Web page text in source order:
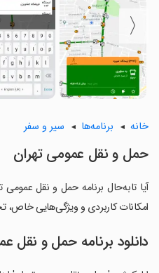
〈
خانه برنامه‌ها سیر و سفر
حمل و نقل عمومی تهران
آیا تابه‌حال برنامه حمل و نقل عمومی
امکانات کاربردی و ویژگی‌هایی خاص،
دانلود برنامه حمل و نقل